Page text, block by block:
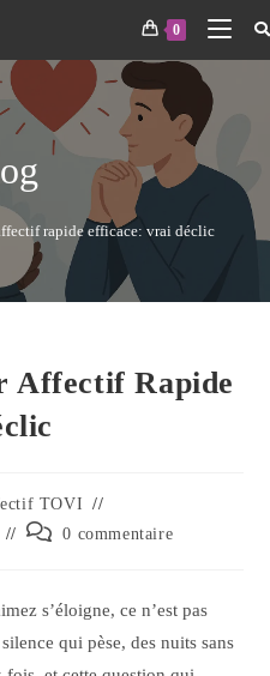
0
rapide efficace: vrai déclic
Affectif Rapide
TOVI
0 commentaire
s’éloigne, ce n’est pas
qui pèse, des nuits sans